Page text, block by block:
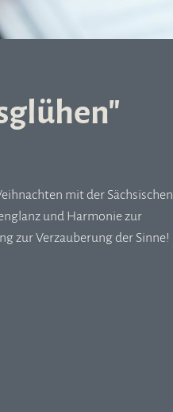
mit der Sächsischen
und Harmonie zur
zur Verzauberung der Sinne!